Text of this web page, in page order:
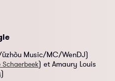
Music/MC/WenDJ)
Schaerbeek) et Amaury Louis
)